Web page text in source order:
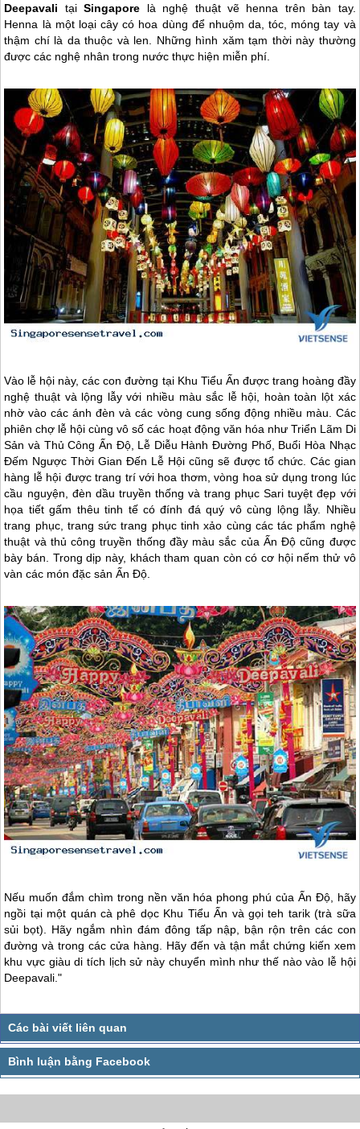
Deepavali tại Singapore là nghệ thuật vẽ henna trên bàn tay.
Henna là một loại cây có hoa dùng để nhuộm da, tóc, móng tay và
thậm chí là da thuộc và len. Những hình xăm tạm thời này thường
được các nghệ nhân trong nước thực hiện miễn phí.
Vào lễ hội này, các con đường tại Khu Tiểu Ấn được trang hoàng đầy
nghệ thuật và lộng lẫy với nhiều màu sắc lễ hội, hoàn toàn lột xác
nhờ vào các ánh đèn và các vòng cung sống động nhiều màu. Các
phiên chợ lễ hội cùng vô số các hoạt động văn hóa như Triển Lãm Di
Sản và Thủ Công Ấn Độ, Lễ Diễu Hành Đường Phố, Buổi Hòa Nhạc
Đếm Ngược Thời Gian Đến Lễ Hội cũng sẽ được tổ chức. Các gian
hàng lễ hội được trang trí với hoa thơm, vòng hoa sử dụng trong lúc
cầu nguyện, đèn dầu truyền thống và trang phục Sari tuyệt đẹp với
họa tiết gấm thêu tinh tế có đính đá quý vô cùng lộng lẫy. Nhiều
trang phục, trang sức trang phục tinh xảo cùng các tác phẩm nghệ
thuật và thủ công truyền thống đầy màu sắc của Ấn Độ cũng được
bày bán. Trong dịp này, khách tham quan còn có cơ hội nếm thử vô
vàn các món đặc sản Ấn Độ.
Nếu muốn đắm chìm trong nền văn hóa phong phú của Ấn Độ, hãy
ngồi tại một quán cà phê dọc Khu Tiểu Ấn và gọi teh tarik (trà sữa
sủi bọt). Hãy ngắm nhìn đám đông tấp nập, bận rộn trên các con
đường và trong các cửa hàng. Hãy đến và tận mắt chứng kiến xem
khu vực giàu di tích lịch sử này chuyển mình như thế nào vào lễ hội
Deepavali."